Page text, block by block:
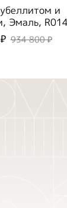
и
Эмаль,
1
934 800 ₽